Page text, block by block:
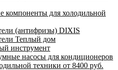
компоненты для холодильной
(антифризы) DIXIS
Теплый дом
инструмент
насосы для кондиционеров
техники от 8400 руб.